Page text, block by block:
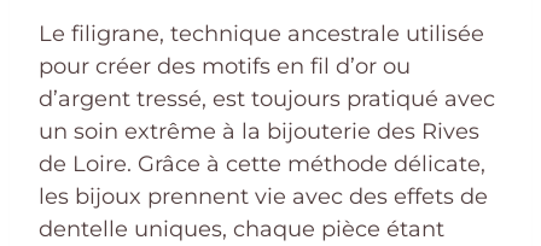
Le filigrane, technique ancestrale utilisée
pour créer des motifs en fil d’or ou
d’argent tressé, est toujours pratiqué avec
un soin extrême à la bijouterie des Rives
de Loire. Grâce à cette méthode délicate,
les bijoux prennent vie avec des effets de
dentelle uniques, chaque pièce étant